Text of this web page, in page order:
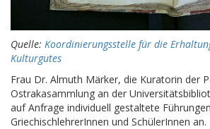
Quelle: Koordinierungsstelle für die
Kulturgutes
Frau Dr. Almuth Märker, die Kuratorin der
Ostrakasammlung an der
auf Anfrage individuell gestaltete
GriechischlehrerInnen und SchülerInnen an.